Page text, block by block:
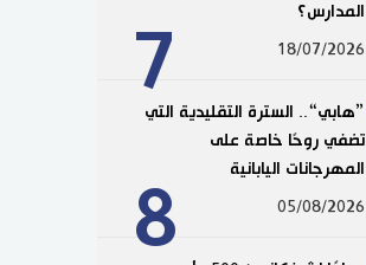
7
المدارس؟
18/07/2026
8
”هابي“.. السترة التقليدية التي
تضفي روحًا خاصة على
المهرجانات اليابانية
05/08/2026